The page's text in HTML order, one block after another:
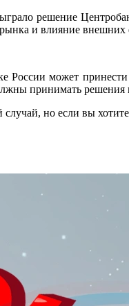
решение
и влияние внешних
может
принимать решения
случай, но если вы